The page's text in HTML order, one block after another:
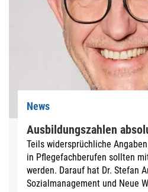
News
Ausbildungszahlen
Teils widersprüchliche
in Pflegefachberufen sollten
werden. Darauf hat Dr. Stefan
Sozialmanagement und Neue